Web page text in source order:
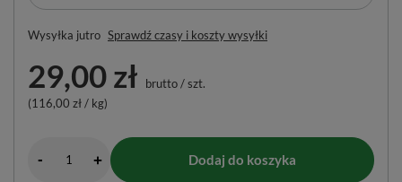
Wysyłka jutro Sprawdź czasy i koszty wysyłki
29,00 zł brutto/szt.
(116,00 zł / kg)
- + Dodaj do koszyka